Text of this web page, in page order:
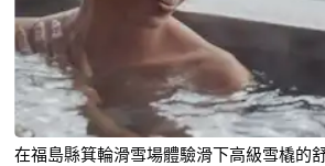
在福島縣箕輪滑雪場體驗滑下高級雪橇的